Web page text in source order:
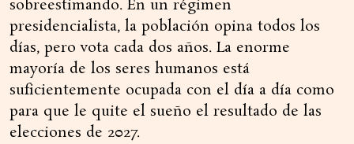
sobreestimando. En un régimen
presidencialista, la población opina todos los
días, pero vota cada dos años. La enorme
mayoría de los seres humanos está
suficientemente ocupada con el día a día como
para que le quite el sueño el resultado de las
elecciones de 2027.